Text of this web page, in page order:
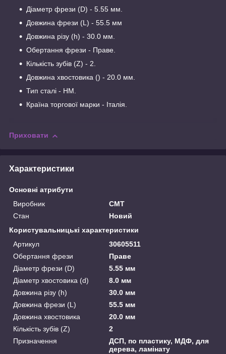
Діаметр фрези (D) - 5.55 мм.
Довжина фрези (L) - 55.5 мм
Довжина різу (h) - 30.0 мм.
Обертання фрези - Праве.
Кількість зубів (Z) - 2.
Довжина хвостовика () - 20.0 мм.
Тип сталі - HM.
Країна торгової марки - Італія.
Приховати
Характеристики
Основні атрибути
Виробник
CMT
Стан
Новий
Користувальницькі характеристики
Артикул
30605511
Обертання фрези
Праве
Діаметр фрези (D)
5.55 мм
Діаметр хвостовика (d)
8.0 мм
Довжина різу (h)
30.0 мм
Довжина фрези (L)
55.5 мм
Довжина хвостовика
20.0 мм
Кількість зубів (Z)
2
Призначення
ДСП, по пластику, МДФ, для
дерева, ламінату